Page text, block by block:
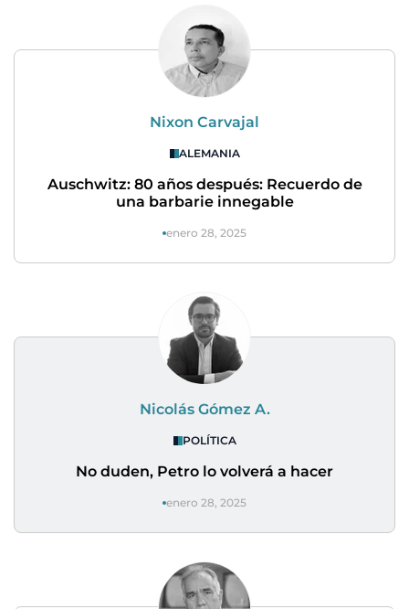
Nixon Carvajal
ALEMANIA
Auschwitz: 80 años después: Recuerdo de
una barbarie innegable
enero 28, 2025
Nicolás Gómez A.
POLÍTICA
No duden, Petro lo volverá a hacer
enero 28, 2025